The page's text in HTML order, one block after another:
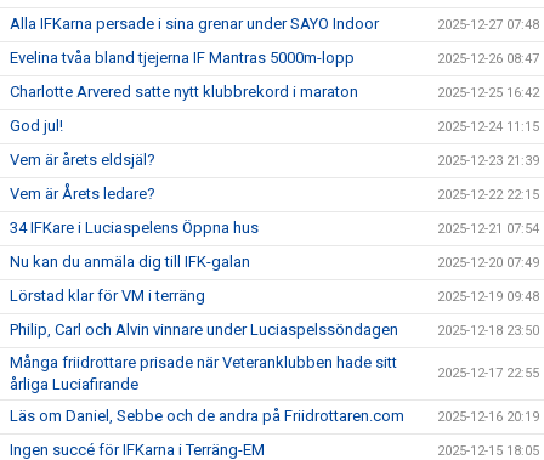
Alla IFKarna persade i sina grenar under SAYO Indoor 2025-12-27 07:48
Evelina tvåa bland tjejerna IF Mantras 5000m-lopp 2025-12-26 08:47
Charlotte Arvered satte nytt klubbrekord i maraton 2025-12-25 16:42
God jul! 2025-12-24 11:15
Vem är årets eldsjäl? 2025-12-23 21:39
Vem är Årets ledare? 2025-12-22 22:15
34 IFKare i Luciaspelens Öppna hus 2025-12-21 07:54
Nu kan du anmäla dig till IFK-galan 2025-12-20 07:49
Lörstad klar för VM i terräng 2025-12-19 09:48
Philip, Carl och Alvin vinnare under Luciaspelssöndagen 2025-12-18 23:50
Många friidrottare prisade när Veteranklubben hade sitt
årliga Luciafirande
2025-12-17 22:55
Läs om Daniel, Sebbe och de andra på Friidrottaren.com 2025-12-16 20:19
Ingen succé för IFKarna i Terräng-EM 2025-12-15 18:05